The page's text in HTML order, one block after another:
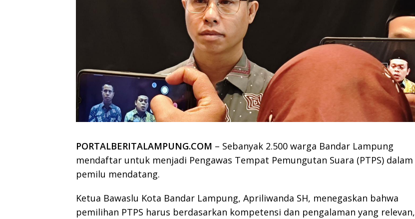
PORTALBERITALAMPUNG.COM – Sebanyak 2.500 warga Bandar Lampung
mendaftar untuk menjadi Pengawas Tempat Pemungutan Suara (PTPS) dalam
pemilu mendatang.
Ketua Bawaslu Kota Bandar Lampung, Apriliwanda SH, menegaskan bahwa
pemilihan PTPS harus berdasarkan kompetensi dan pengalaman yang relevan,